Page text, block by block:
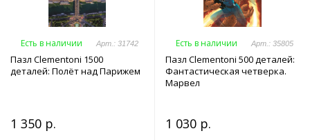
Есть в наличии Арт.: 31742
Пазл Clementoni 1500
деталей: Полёт над Парижем
1 350 р.
Есть в наличии Арт.: 35805
Пазл Clementoni 500 деталей:
Фантастическая четверка.
Марвел
1 030 р.